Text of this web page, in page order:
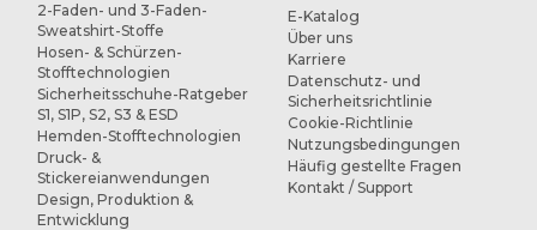
2-Faden- und 3-Faden-
Sweatshirt-Stoffe
Hosen- & Schürzen-
Stofftechnologien
Sicherheitsschuhe-Ratgeber
S1, S1P, S2, S3 & ESD
Hemden-Stofftechnologien
Druck- &
Stickereianwendungen
Design, Produktion &
Entwicklung
E-Katalog
Über uns
Karriere
Datenschutz- und
Sicherheitsrichtlinie
Cookie-Richtlinie
Nutzungsbedingungen
Häufig gestellte Fragen
Kontakt / Support